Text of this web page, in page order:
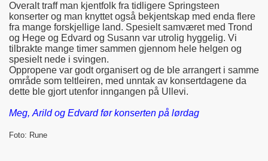
Overalt traff man kjentfolk fra tidligere Springsteen
konserter og man knyttet også bekjentskap med enda flere
fra mange forskjellige land. Spesielt samværet med Trond
og Hege og Edvard og Susann var utrolig hyggelig. Vi
tilbrakte mange timer sammen gjennom hele helgen og
spesielt nede i svingen.
Oppropene var godt organisert og de ble arrangert i samme
område som teltleiren, med unntak av konsertdagene da
dette ble gjort utenfor inngangen på Ullevi.
Meg, Arild og Edvard før konserten på lørdag
Foto: Rune